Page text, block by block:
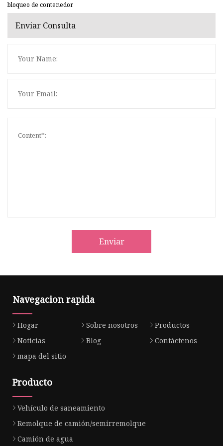
bloqueo de contenedor
Enviar Consulta
Enviar
Navegacion rapida
Hogar Sobre nosotros
Productos
Noticias
Blog
Contáctenos
mapa del sitio
Producto
Vehículo de saneamiento
Remolque de camión/semirremolque
Camión de agua